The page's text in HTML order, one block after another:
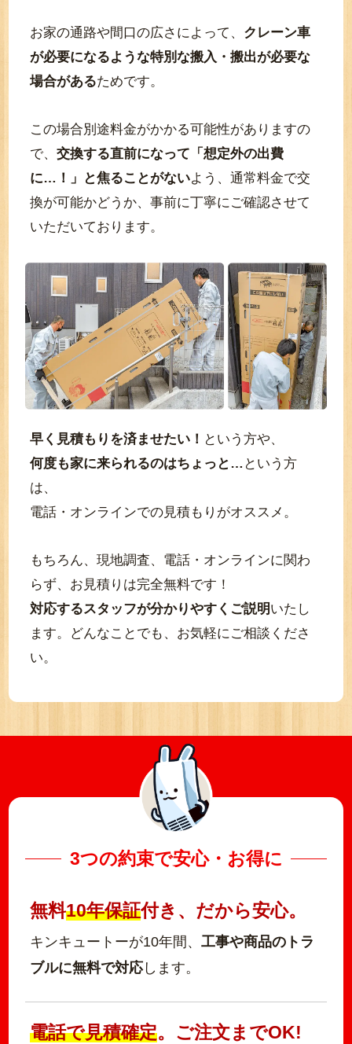
お家の通路や間口の広さによって、 クレーン車
が必要になるような特別な搬入・搬出が必要な
場合があるためです。
この場合別途料金がかかる可能性がありますの
で、 交換する直前になって「想定外の出費
に…！」と焦ることがないよう、通常料金で交
換が可能かどうか、事前に丁寧にご確認させて
いただいております。
早く見積もりを済ませたい！ という方や、
何度も家に来られるのはちょっと… という方
は、
電話・オンラインでの見積もりがオススメ。
もちろん、現地調査、電話・オンラインに関わ
らず、お見積りは完全無料です！
対応するスタッフが分かりやすくご説明いたし
ます。どんなことでも、お気軽にご相談くださ
い。
3つの約束で安心・お得に
無料10年保証付き、だから安心。
キンキュートーが10年間、 工事や商品のトラ
ブルに無料で対応します。
電話で見積確定。ご注文までOK!